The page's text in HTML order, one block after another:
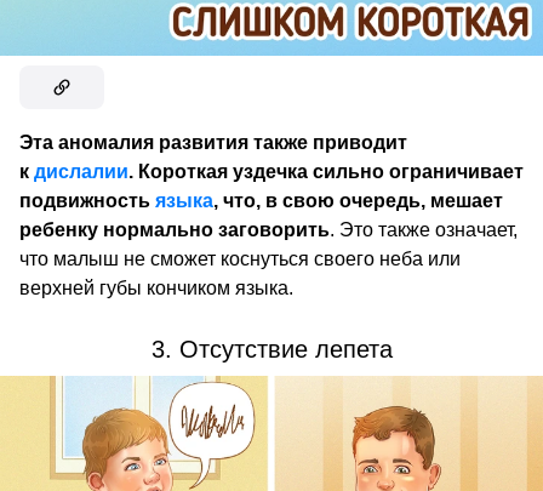
Эта аномалия развития также приводит
к дислалии. Короткая уздечка сильно ограничивает
подвижность языка, что, в свою очередь, мешает
ребенку нормально заговорить. Это также означает,
что малыш не сможет коснуться своего неба или
верхней губы кончиком языка.
3. Отсутствие лепета